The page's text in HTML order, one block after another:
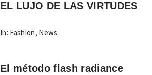
EL LUJO DE LAS VIRTUDES
In: Fashion, News
El método flash radiance